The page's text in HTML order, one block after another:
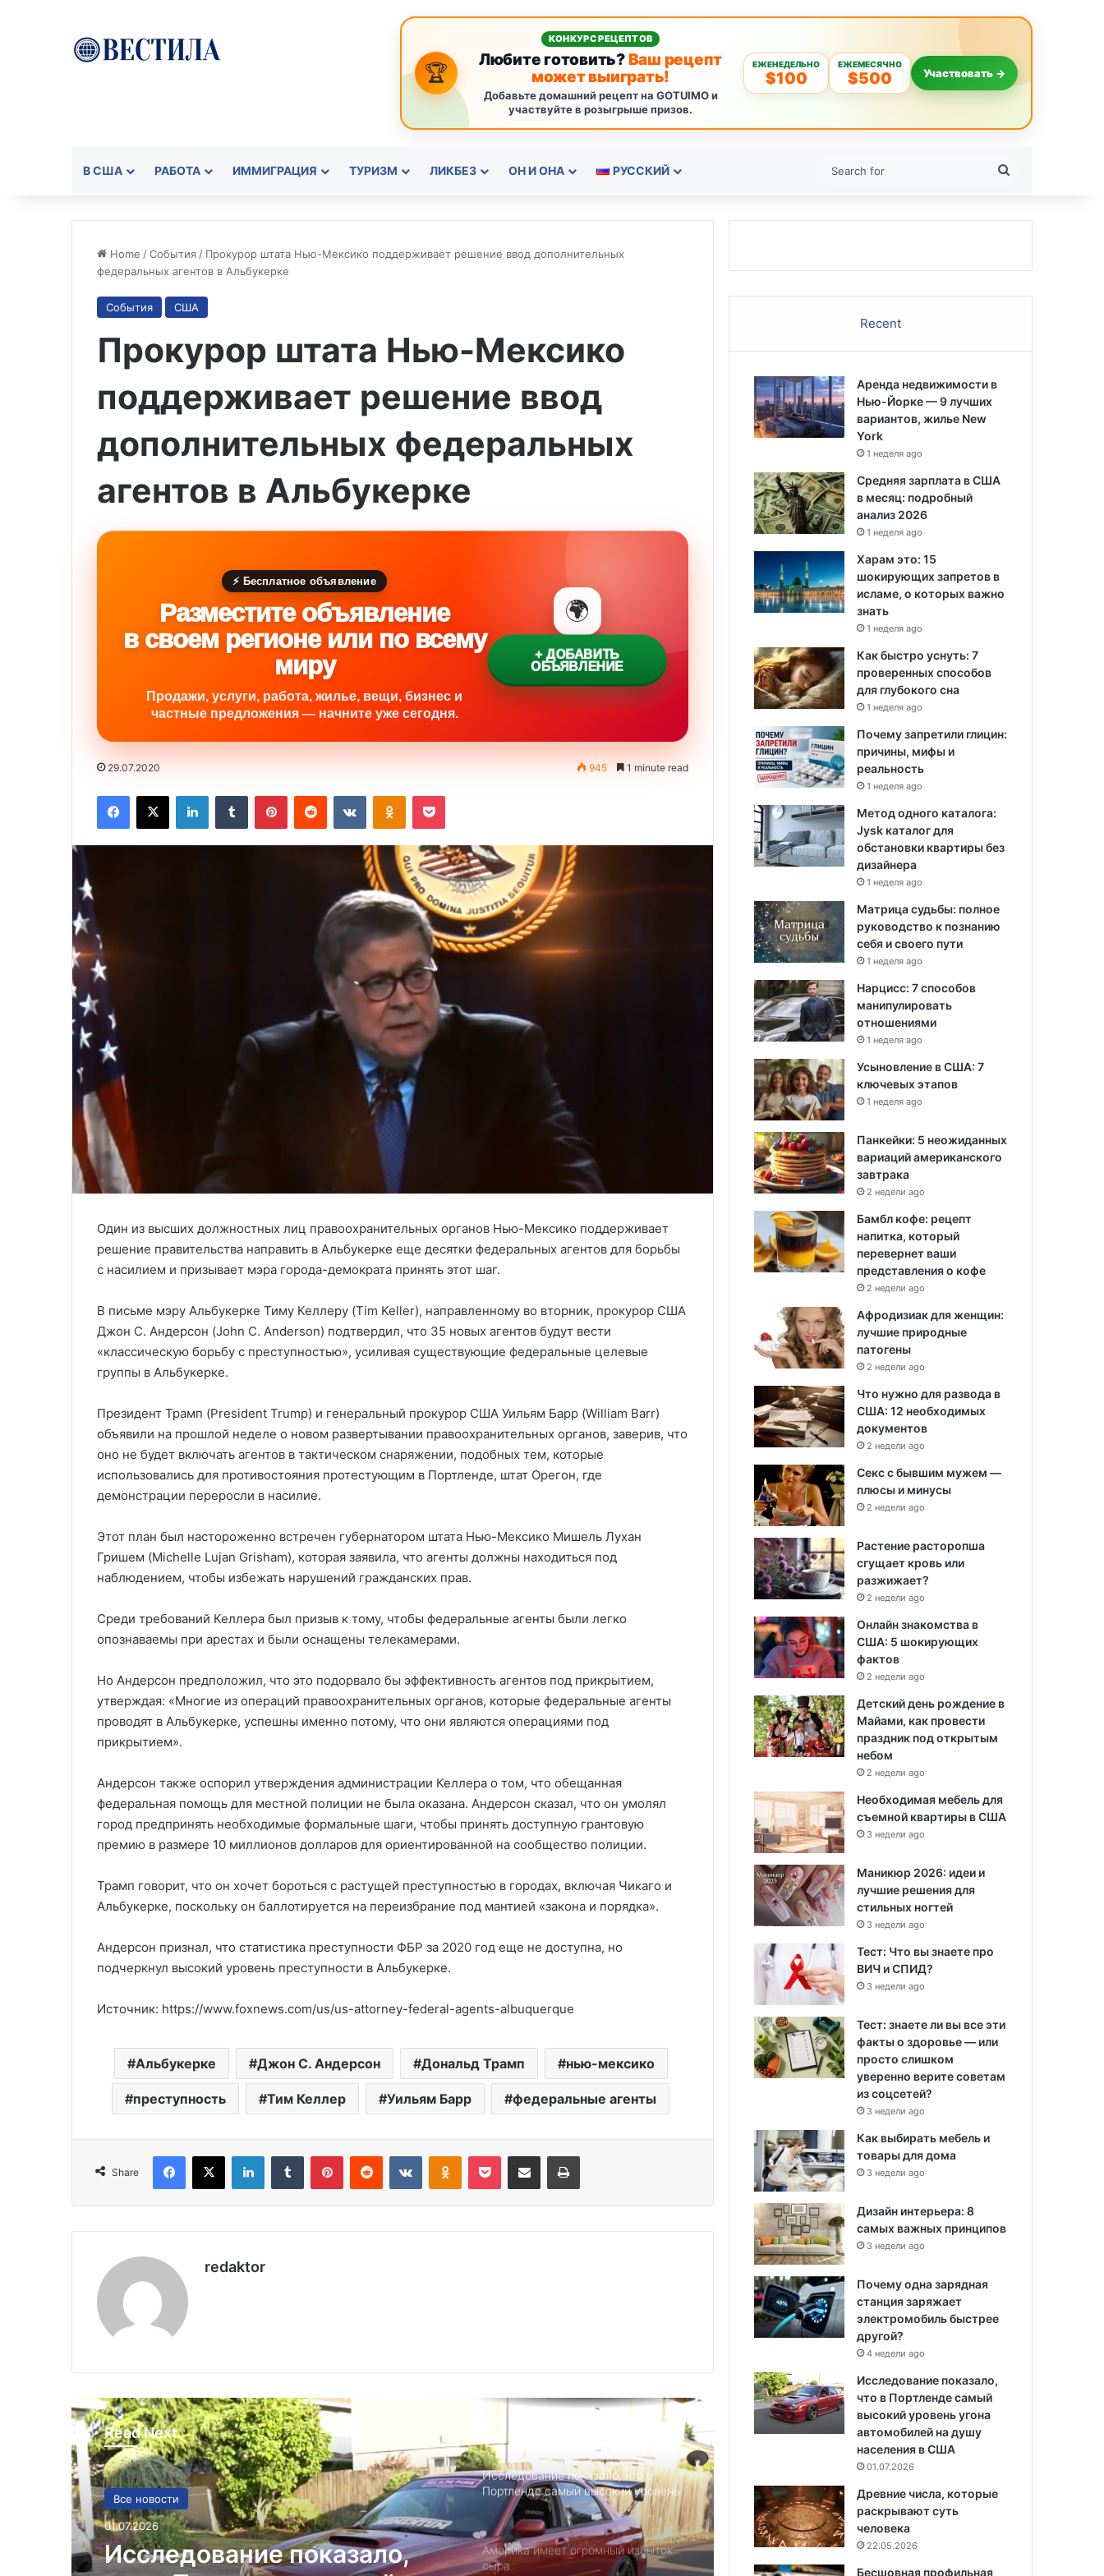
🏆
КОНКУРС РЕЦЕПТОВ
Любите готовить?Ваш рецепт
может выиграть!
Добавьте домашний рецепт на GOTUIMO и
участвуйте в розыгрыше призов.
ЕЖЕНЕДЕЛЬНО
$100
ЕЖЕМЕСЯЧНО
$500 Участвовать →
В США РАБОТА ИММИГРАЦИЯ ТУРИЗМ ЛИКБЕЗ ОН И ОНА РУССКИЙ
Home /События / Прокурор штата Нью-Мексико поддерживает решение ввод дополнительных
федеральных агентов в Альбукерке
События США
Прокурор штата Нью-Мексико
поддерживает решение ввод
дополнительных федеральных
агентов в Альбукерке
⚡ Бесплатное объявление
Разместите объявление
в своем регионе или по всему
миру
Продажи, услуги, работа, жилье, вещи, бизнес и
частные предложения — начните уже сегодня.
🌍
+ ДОБАВИТЬ
ОБЪЯВЛЕНИЕ
29.07.2020 945 1 minute read
Один из высших должностных лиц правоохранительных органов Нью-Мексико поддерживает
решение правительства направить в Альбукерке еще десятки федеральных агентов для борьбы
с насилием и призывает мэра города-демократа принять этот шаг.
В письме мэру Альбукерке Тиму Келлеру (Tim Keller), направленному во вторник, прокурор США
Джон С. Андерсон (John C. Anderson) подтвердил, что 35 новых агентов будут вести
«классическую борьбу с преступностью», усиливая существующие федеральные целевые
группы в Альбукерке.
Президент Трамп (President Trump) и генеральный прокурор США Уильям Барр (William Barr)
объявили на прошлой неделе о новом развертывании правоохранительных органов, заверив, что
оно не будет включать агентов в тактическом снаряжении, подобных тем, которые
использовались для противостояния протестующим в Портленде, штат Орегон, где
демонстрации переросли в насилие.
Этот план был настороженно встречен губернатором штата Нью-Мексико Мишель Лухан
Гришем (Michelle Lujan Grisham), которая заявила, что агенты должны находиться под
наблюдением, чтобы избежать нарушений гражданских прав.
Среди требований Келлера был призыв к тому, чтобы федеральные агенты были легко
опознаваемы при арестах и были оснащены телекамерами.
Но Андерсон предположил, что это подорвало бы эффективность агентов под прикрытием,
утверждая: «Многие из операций правоохранительных органов, которые федеральные агенты
проводят в Альбукерке, успешны именно потому, что они являются операциями под
прикрытием».
Андерсон также оспорил утверждения администрации Келлера о том, что обещанная
федеральная помощь для местной полиции не была оказана. Андерсон сказал, что он умолял
город предпринять необходимые формальные шаги, чтобы принять доступную грантовую
премию в размере 10 миллионов долларов для ориентированной на сообщество полиции.
Трамп говорит, что он хочет бороться с растущей преступностью в городах, включая Чикаго и
Альбукерке, поскольку он баллотируется на переизбрание под мантией «закона и порядка».
Андерсон признал, что статистика преступности ФБР за 2020 год еще не доступна, но
подчеркнул высокий уровень преступности в Альбукерке.
Источник: https://www.foxnews.com/us/us-attorney-federal-agents-albuquerque
Альбукерке Джон С. Андерсон Дональд Трамп нью-мексико
преступность Тим Келлер Уильям Барр федеральные агенты
Share
redaktor
Read Next
Все новости
01.07.2026
Исследование показало,
Удивительные факты о Флориде
Пляжный домик в Северной
проводили долгие выходные, теперь
доступен для сдачи в аренду для
Курсы бухгалтера в США
Детский день рождение в Майами,
как провести праздник под
Исследование показало, что в
Портленде самый высокий уровень
угона автомобилей на душу
населения в США
Америка имеет огромный избыток
сыра
Recent
Аренда недвижимости в
Нью-Йорке — 9 лучших
вариантов, жилье New
York
1 неделя ago
Средняя зарплата в США
в месяц: подробный
анализ 2026
1 неделя ago
Харам это: 15
шокирующих запретов в
исламе, о которых важно
знать
1 неделя ago
Как быстро уснуть: 7
проверенных способов
для глубокого сна
1 неделя ago
Почему запретили глицин:
причины, мифы и
реальность
1 неделя ago
Метод одного каталога:
Jysk каталог для
обстановки квартиры без
дизайнера
1 неделя ago
Матрица судьбы: полное
руководство к познанию
себя и своего пути
1 неделя ago
Нарцисс: 7 способов
манипулировать
отношениями
1 неделя ago
Усыновление в США: 7
ключевых этапов
1 неделя ago
Панкейки: 5 неожиданных
вариаций американского
завтрака
2 недели ago
Бамбл кофе: рецепт
напитка, который
перевернет ваши
представления о кофе
2 недели ago
Афродизиак для женщин:
лучшие природные
патогены
2 недели ago
Что нужно для развода в
США: 12 необходимых
документов
2 недели ago
Секс с бывшим мужем —
плюсы и минусы
2 недели ago
Растение расторопша
сгущает кровь или
разжижает?
2 недели ago
Онлайн знакомства в
США: 5 шокирующих
фактов
2 недели ago
Детский день рождение в
Майами, как провести
праздник под открытым
небом
2 недели ago
Необходимая мебель для
съемной квартиры в США
3 недели ago
Маникюр 2026: идеи и
лучшие решения для
стильных ногтей
3 недели ago
Тест: Что вы знаете про
ВИЧ и СПИД?
3 недели ago
Тест: знаете ли вы все эти
факты о здоровье — или
просто слишком
уверенно верите советам
из соцсетей?
3 недели ago
Как выбирать мебель и
товары для дома
3 недели ago
Дизайн интерьера: 8
самых важных принципов
3 недели ago
Почему одна зарядная
станция заряжает
электромобиль быстрее
другой?
4 недели ago
Исследование показало,
что в Портленде самый
высокий уровень угона
автомобилей на душу
населения в США
01.07.2026
Древние числа, которые
раскрывают суть
человека
22.05.2026
Бесшовная профильная